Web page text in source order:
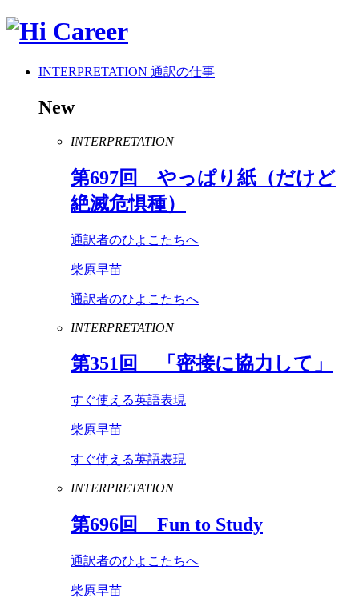
INTERPRETATION 通訳の仕事
New
INTERPRETATION
第697回 やっぱり紙（だけど
絶滅危惧種）
通訳者のひよこたちへ
柴原早苗
通訳者のひよこたちへ
INTERPRETATION
第351回 「密接に協力して」
すぐ使える英語表現
柴原早苗
すぐ使える英語表現
INTERPRETATION
第696回 Fun to Study
通訳者のひよこたちへ
柴原早苗